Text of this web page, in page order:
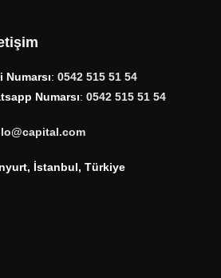
Numarsı: 0542 515 51 54
Numarsı: 0542 515 51 54
İstanbul, Türkiye